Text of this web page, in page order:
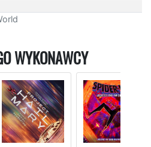
WYKONAWCY